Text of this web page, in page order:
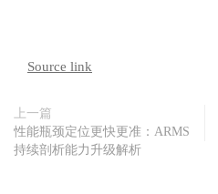
Source link
上一篇
性能瓶颈定位更快更准：ARMS
持续剖析能力升级解析